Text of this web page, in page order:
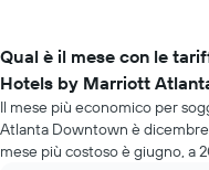
Qual è il mese con le
Hotels by Marriott
Il mese più economico per
Atlanta Downtown è
mese più costoso è giugno, a